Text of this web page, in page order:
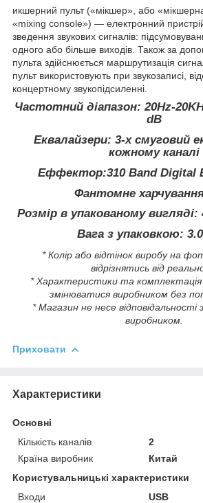
икшерний пульт («мікшер», або
«mixing console») — електронний
зведення звукових сигналів:
одного або більше виходів. Також за
пульта здійснюється маршрутизація
пульт використовують при звукозаписі,
концертному звукопідсиленні.
Частотний діапазон: 20Hz-
dB
Еквалайзери: 3-х смуговий
кожному каналі
Еффектор:310 Band Digital
Фантомне
Розмір в упакованому вигляді:
Вага з упаковкою:
* Колір або відтінок виробу на
відрізнятись від
* Характеристики та
змінюватися виробником без
* Магазин не несе відповідальності
виробником.
Приховати
Характеристики
Основні
Кількість каналів
2
Країна виробник
Китай
Користувальницькі характеристики
Входи
USB